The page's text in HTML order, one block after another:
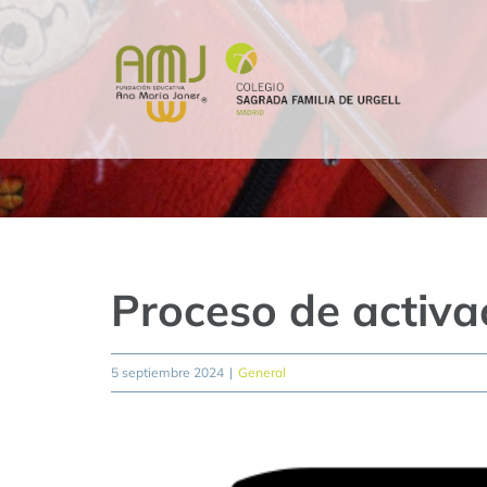
Saltar
Proceso de
5 septiembre 2024 | General